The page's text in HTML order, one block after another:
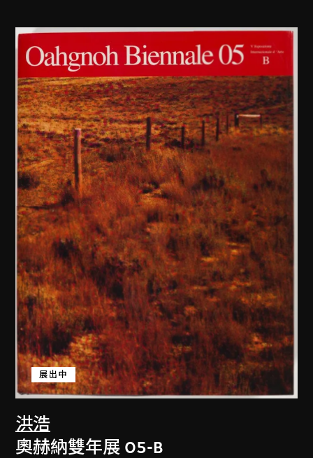
洪浩
展出中
奧赫納雙年展 05-B